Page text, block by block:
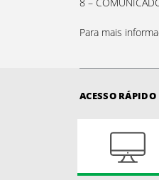
Para mais
ACESSO RÁPIDO